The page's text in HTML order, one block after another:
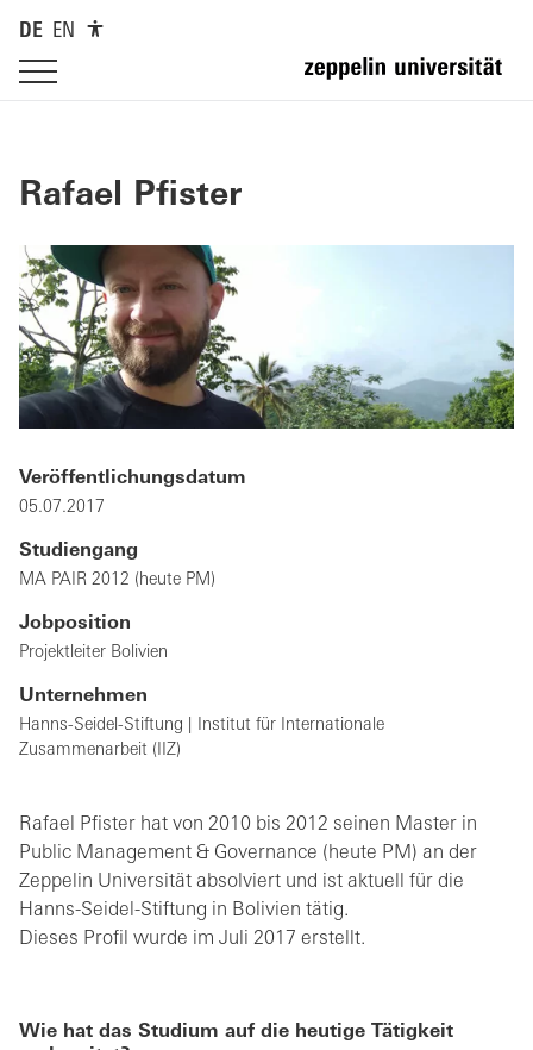
DE EN
Rafael Pfister
Veröffentlichungsdatum
05.07.2017
Studiengang
MA PAIR 2012 (heute PM)
Jobposition
Projektleiter Bolivien
Unternehmen
Hanns-Seidel-Stiftung | Institut für Internationale
Zusammenarbeit (IIZ)
Rafael Pfister hat von 2010 bis 2012 seinen Master in
Public Management & Governance (heute PM) an der
Zeppelin Universität absolviert und ist aktuell für die
Hanns-Seidel-Stiftung in Bolivien tätig.
Dieses Profil wurde im Juli 2017 erstellt.
Wie hat das Studium auf die heutige Tätigkeit